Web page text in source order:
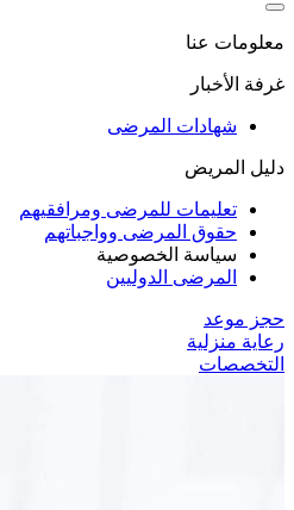
معلومات عنا
غرفة الأخبار
شهادات المرضى
دليل المريض
تعليمات للمرضى ومرافقيهم
حقوق المرضى وواجباتهم
سياسة الخصوصية
المرضى الدوليين
حجز موعد
رعاية منزلية
التخصصات